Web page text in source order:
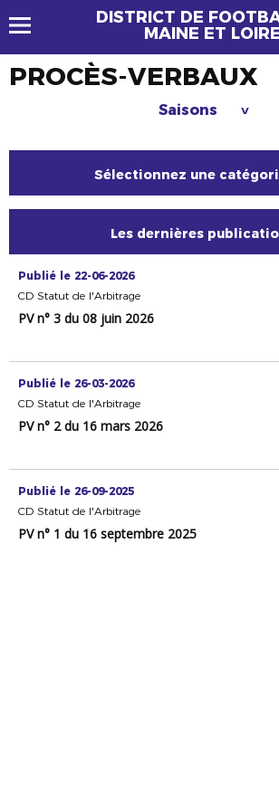
DISTRICT DE
MAINE ET LOIRE
PROCÈS-VERBAUX
Saisons >
Sélectionnez une
Les dernières
Publié le 22-06-2026
CD Statut de l'Arbitrage
PV n° 3 du 08 juin 2026
Publié le 26-03-2026
CD Statut de l'Arbitrage
PV n° 2 du 16 mars 2026
Publié le 26-09-2025
CD Statut de l'Arbitrage
PV n° 1 du 16 septembre 2025